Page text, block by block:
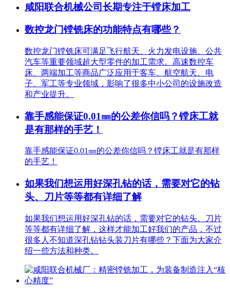
咸阳联合机械公司长期专注于镗床加工
数控龙门镗铣床的功能特点有哪些？
数控龙门镗铣床可满足飞行航天、火力发电设施、公共
汽车等重要领域超大型零件的加工需求。高速数控车
床、两端加工等商品广泛应用于客车、航空航天、电
子、军工等专业领域，影响了很多中小公司的设施改造
和产业提升。
靠手感能保证0.01㎜的公差你信吗？镗床工就
是有那样的手艺！
靠手感能保证0.01㎜的公差你信吗？镗床工就是有那样
的手艺！
如果我们想运用好深孔钻的话，需要对它的钻
头、刀片等等都有详细了解
如果我们想运用好深孔钻的话，需要对它的钻头、刀片
等等都有详细了解，这样才能加工好我们的产品，不过
很多人不知道深孔钻钻头装刀片有哪些？下面为大家介
绍一些方法和种类。